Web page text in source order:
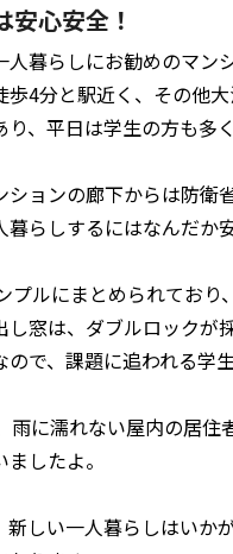
心安全！
暮らしにお勧めのマンシ
4分と駅近く、その他
、平日は学生の方も多
ョンの廊下からは防衛
らしするにはなんだか
プルにまとめられており
窓は、ダブルロックが
で、課題に追われる学
に濡れない屋内の居住
したよ。
しい一人暮らしはいか